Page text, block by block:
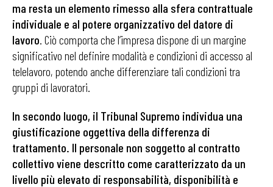
ma resta un elemento rimesso alla sfera contrattuale
individuale e al potere organizzativo del datore di
lavoro. Ciò comporta che l’impresa dispone di un margine
significativo nel definire modalità e condizioni di accesso al
telelavoro, potendo anche differenziare tali condizioni tra
gruppi di lavoratori.
In secondo luogo, il Tribunal Supremo individua una
giustificazione oggettiva della differenza di
trattamento. Il personale non soggetto al contratto
collettivo viene descritto come caratterizzato da un
livello più elevato di responsabilità, disponibilità e